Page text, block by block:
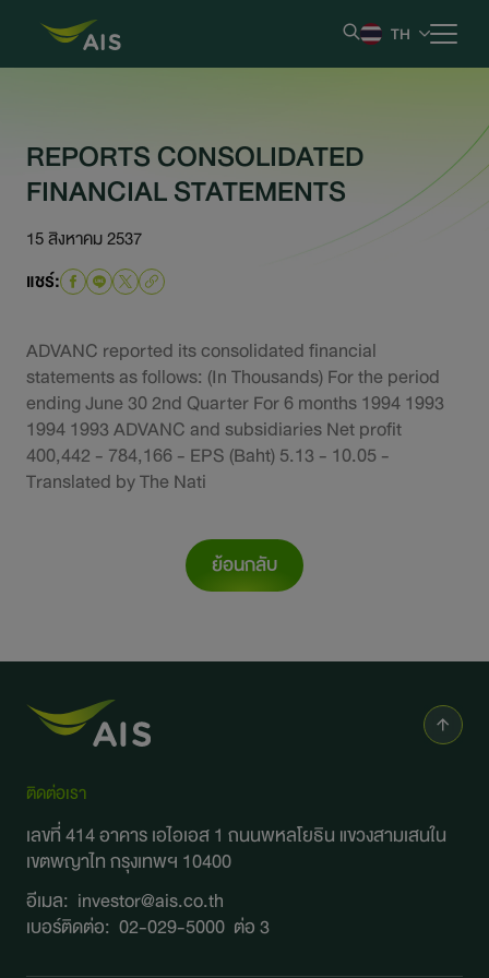
TH
ข้อมูลบริษัท
ผลการดำเนินงานและรายงาน
ข้อมูลสำหรับผู้ถือหุ้น
การกำกับดูแลกิจการที่ดี
การพัฒนาอย่างยั่งยืน
REPORTS CONSOLIDATED
FINANCIAL STATEMENTS
15 สิงหาคม 2537
แชร์:
ADVANC reported its consolidated financial
statements as follows: (In Thousands) For the period
ending June 30 2nd Quarter For 6 months 1994 1993
1994 1993 ADVANC and subsidiaries Net profit
400,442 - 784,166 - EPS (Baht) 5.13 - 10.05 -
Translated by The Nati
ย้อนกลับ
ติดต่อเรา
เลขที่ 414 อาคาร เอไอเอส 1 ถนนพหลโยธิน แขวงสามเสนใน
เขตพญาไท กรุงเทพฯ 10400
อีเมล: investor@ais.co.th
เบอร์ติดต่อ: 02-029-5000 ต่อ 3